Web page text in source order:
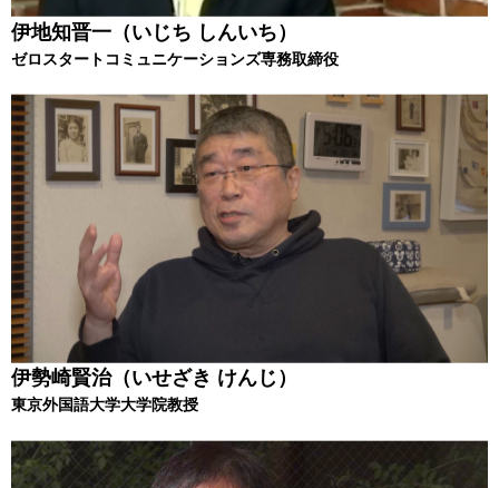
伊地知晋一（いじち しんいち）
ゼロスタートコミュニケーションズ専務取締役
伊勢崎賢治（いせざき けんじ）
東京外国語大学大学院教授